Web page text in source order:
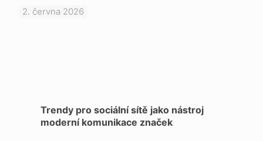
2. června 2026
Trendy pro sociální sítě jako nástroj
moderní komunikace značek